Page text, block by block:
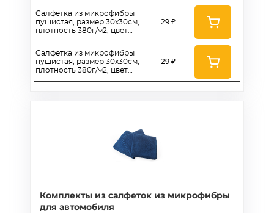
Салфетка из микрофибры
пушистая, размер 30x30см,
плотность 380г/м2, цвет
Салфетка из микрофибры
пушистая, размер 30x30см,
плотность 380г/м2, цвет
29 ₽
29 ₽
Комплекты из салфеток из микрофибры
для автомобиля